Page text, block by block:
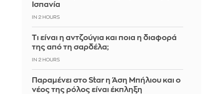
Ισπανία
IN 2 HOURS
Τι είναι η αντζούγια και ποια η διαφορά
της από τη σαρδέλα;
IN 2 HOURS
Παραμένει στο Star η Άση Μπήλιου και ο
νέος της ρόλος είναι έκπληξη